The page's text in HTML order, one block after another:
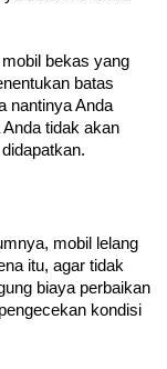
bekas yang
batas
nantinya Anda
tidak akan
mobil lelang
itu, agar tidak
biaya perbaikan
kondisi